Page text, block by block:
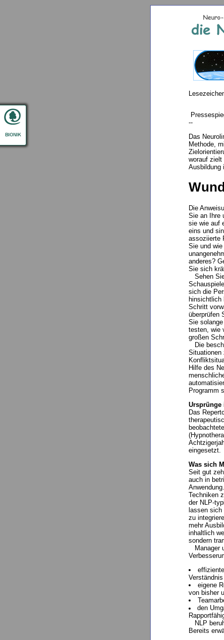
--
Das
Methode,
worauf zielt
Ausbildung
Die
Sie an Ihre
sie wie auf
eins und
assoziierte
Sie und
anderes?
Sie sich
Sehen
sich die
hinsichtlich
Schritt
überprüfen
Sie
testen, wie
großen
Die
Situationen
Hilfe des
Programm
Ursprünge
Das
eingesetzt.
Was sich
Seit gut
auch in
Techniken
der NLP-
lassen
zu
mehr
inhaltlich
sondern
Manager
eigene
von bisher
den
NLP
Bereits